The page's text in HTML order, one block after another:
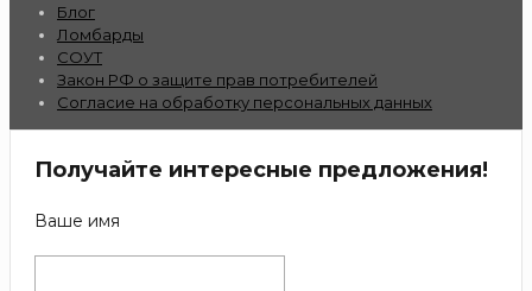
Блог
Ломбарды
СОУТ
Закон РФ о защите прав потребителей
Согласие на обработку персональных данных
Получайте интересные предложения!
Ваше имя